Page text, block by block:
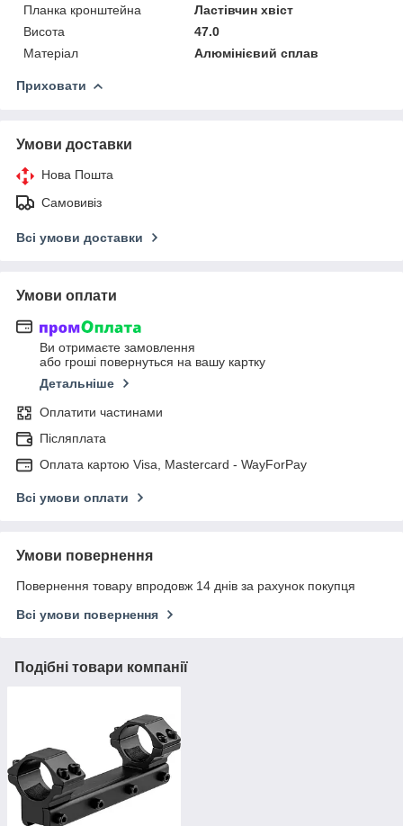
Планка кронштейна
Ластівчин хвіст
Висота
47.0
Матеріал
Алюмінієвий сплав
Приховати
Умови доставки
Нова Пошта
Самовивіз
Всі умови доставки
Умови оплати
Ви отримаєте замовлення
або гроші повернуться на вашу картку
Детальніше
Оплатити частинами
Післяплата
Оплата картою Visa, Mastercard - WayForPay
Всі умови оплати
Умови повернення
Повернення товару впродовж 14 днів за рахунок покупця
Всі умови повернення
Подібні товари компанії